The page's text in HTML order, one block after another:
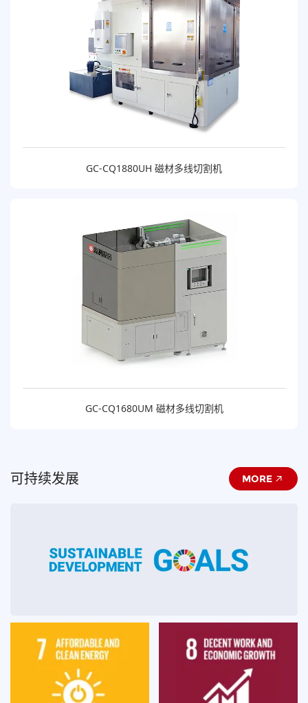
GC-CQ1880UH 磁材多线切割机
GC-CQ1680UM 磁材多线切割机
可持续发展 MORE